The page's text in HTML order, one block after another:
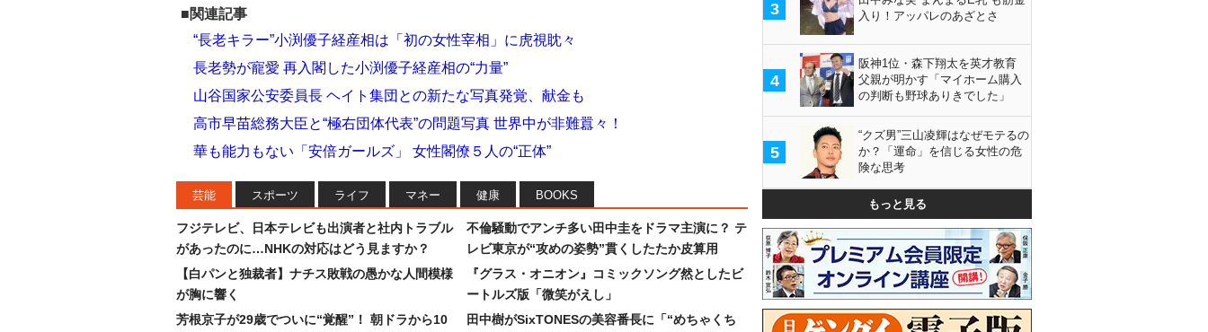
■関連記事
“長老キラー”小渕優子経産相は「初の女性宰相」に虎視眈々
長老勢が寵愛 再入閣した小渕優子経産相の“力量”
山谷国家公安委員長 ヘイト集団との新たな写真発覚、献金も
高市早苗総務大臣と“極右団体代表”の問題写真 世界中が非難囂々！
華も能力もない「安倍ガールズ」 女性閣僚５人の“正体”
芸能 スポーツ ライフ マネー 健康 BOOKS
フジテレビ、日本テレビも出演者と社内トラブル
があったのに…NHKの対応はどう見ますか？
【白パンと独裁者】ナチス敗戦の愚かな人間模様
が胸に響く
芳根京子が29歳でついに“覚醒”！ 朝ドラから10
不倫騒動でアンチ多い田中圭をドラマ主演に？ テ
レビ東京が“攻めの姿勢”貫くしたたか皮算用
『グラス・オニオン』コミックソング然としたビ
ートルズ版「微笑がえし」
田中樹がSixTONESの美容番長に「“めちゃくち
3
入り！アッパレのあざとさ
4
阪神1位・森下翔太を英才教育
父親が明かす「マイホーム購入
の判断も野球ありきでした」
5
“クズ男”三山凌輝はなぜモテるの
か？「運命」を信じる女性の危
険な思考
もっと見る